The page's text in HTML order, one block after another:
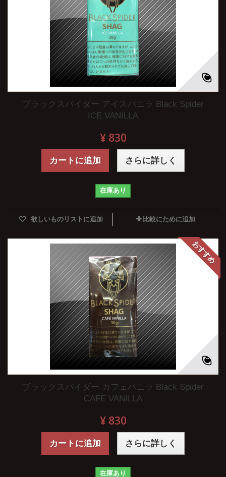
ブラックスパイダー アイスバニラ Black Spider
ICE VANILLA
¥ 830
カートに追加 さらに詳しく
在庫あり
欲しいものリストに追加 比較にために追加
おすすめ
ブラックスパイダー カフェバニラ Black Spider
CAFE VANILLA
¥ 830
カートに追加 さらに詳しく
在庫あり